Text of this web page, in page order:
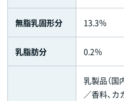
無脂乳固形分 13.3％
乳脂肪分 0.2％
乳製品（国
／香料、カ